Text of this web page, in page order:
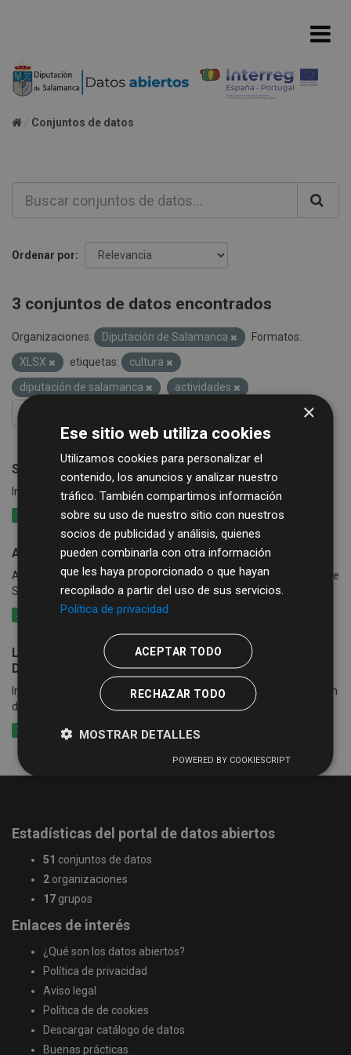
Conjuntos de datos
Ordenar por
3 conjuntos de datos encontrados
Organizaciones: Diputación de Salamanca
Formatos:
XLSX
etiquetas:
cultura
diputación de salamanca
actividades
Subvenciones para actividades culturales municipales
Información sobre el Plan de Ayudas Culturales a Ayuntamientos
XLSX CSV XML
Actividades culturales en la provincia
Agenda Cutural: listado de actividades culturales en la provincia de
Salamanca
XLSX CSV XML
Listado de actividades culturales subvencionadas por
Diputación de Salamanca
Información sobre las culturales subvencionadas por la Diputación
de Salamanca en el Plan de Ayudas Culturales
XLSX CSV XML
Estadísticas del portal de datos abiertos
51 conjuntos de datos
2 organizaciones
17 grupos
Enlaces de interés
¿Qué son los datos abiertos?
Política de privacidad
Aviso legal
Política de de cookies
Descargar catálogo de datos
Buenas prácticas
×
Ese sitio web utiliza cookies
Utilizamos cookies para personalizar el
contenido, los anuncios y analizar nuestro
tráfico. También compartimos información
sobre su uso de nuestro sitio con nuestros
socios de publicidad y análisis, quienes
pueden combinarla con otra información
que les haya proporcionado o que hayan
recopilado a partir del uso de sus servicios.
Política de privacidad
ACEPTAR TODO
RECHAZAR TODO
MOSTRAR DETALLES
POWERED BY COOKIESCRIPT